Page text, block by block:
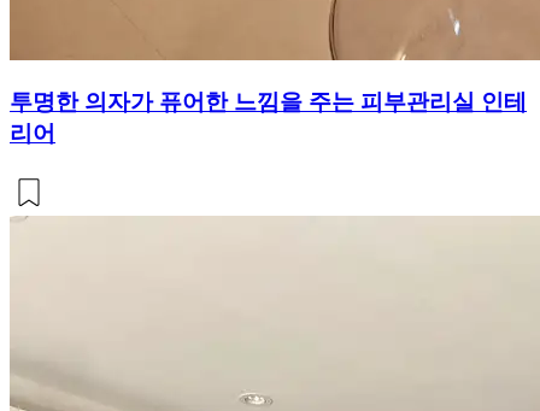
투명한 의자가 퓨어한 느낌을 주는 피부관리실 인테
리어